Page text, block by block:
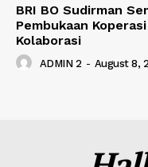
BRI BO Sudirman
Pembukaan
Kolaborasi
ADMIN 2 - August 8,